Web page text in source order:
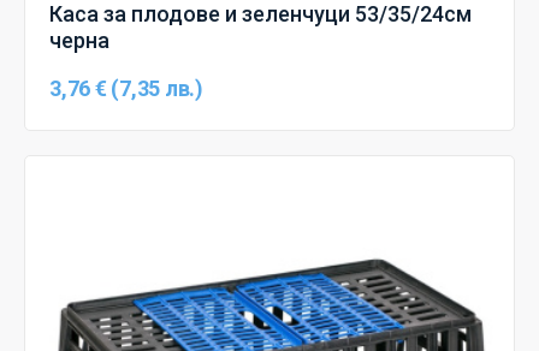
Каса за плодове и зеленчуци 53/35/24см
черна
3,76 € (7,35 лв.)